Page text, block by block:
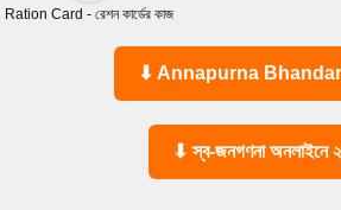
Ration Card - রেশন কার্ডের কাজ
⬇ Annapurna Bhandar
⬇ স্ব-জনগণনা